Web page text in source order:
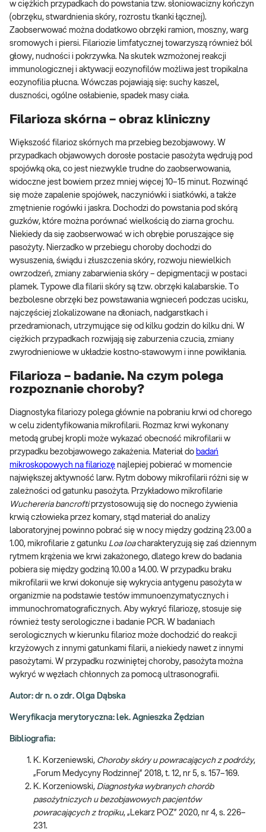
w ciężkich przypadkach do powstania tzw. słoniowacizny kończyn
(obrzęku, stwardnienia skóry, rozrostu tkanki łącznej).
Zaobserwować można dodatkowo obrzęki ramion, moszny, warg
sromowych i piersi. Filariozie limfatycznej towarzyszą również ból
głowy, nudności i pokrzywka. Na skutek wzmożonej reakcji
immunologicznej i aktywacji eozynofilów możliwa jest tropikalna
eozynofilia płucna. Wówczas pojawiają się: suchy kaszel,
duszności, ogólne osłabienie, spadek masy ciała.
Filarioza skórna – obraz kliniczny
Większość filarioz skórnych ma przebieg bezobjawowy. W
przypadkach objawowych dorosłe postacie pasożyta wędrują pod
spojówką oka, co jest niezwykle trudne do zaobserwowania,
widoczne jest bowiem przez mniej więcej 10–15 minut. Rozwinąć
się może zapalenie spojówek, naczyniówki i siatkówki, a także
zmętnienie rogówki i jaskra. Dochodzi do powstania pod skórą
guzków, które można porównać wielkością do ziarna grochu.
Niekiedy da się zaobserwować w ich obrębie poruszające się
pasożyty. Nierzadko w przebiegu choroby dochodzi do
wysuszenia, świądu i złuszczenia skóry, rozwoju niewielkich
owrzodzeń, zmiany zabarwienia skóry – depigmentacji w postaci
plamek. Typowe dla filarii skóry są tzw. obrzęki kalabarskie. To
bezbolesne obrzęki bez powstawania wgnieceń podczas ucisku,
najczęściej zlokalizowane na dłoniach, nadgarstkach i
przedramionach, utrzymujące się od kilku godzin do kilku dni. W
ciężkich przypadkach rozwijają się zaburzenia czucia, zmiany
zwyrodnieniowe w układzie kostno-stawowym i inne powikłania.
Filarioza – badanie. Na czym polega
rozpoznanie choroby?
Diagnostyka filariozy polega głównie na pobraniu krwi od chorego
w celu zidentyfikowania mikrofilarii. Rozmaz krwi wykonany
metodą grubej kropli może wykazać obecność mikrofilarii w
przypadku bezobjawowego zakażenia. Materiał do badań
mikroskopowych na filariozę najlepiej pobierać w momencie
największej aktywność larw. Rytm dobowy mikrofilarii różni się w
zależności od gatunku pasożyta. Przykładowo mikrofilarie
Wuchereria bancroftiprzystosowują się do nocnego żywienia
krwią człowieka przez komary, stąd materiał do analizy
laboratoryjnej powinno pobrać się w nocy między godziną 23.00 a
1.00, mikrofilarie z gatunku Loa loacharakteryzują się zaś dziennym
rytmem krążenia we krwi zakażonego, dlatego krew do badania
pobiera się między godziną 10.00 a 14.00. W przypadku braku
mikrofilarii we krwi dokonuje się wykrycia antygenu pasożyta w
organizmie na podstawie testów immunoenzymatycznych i
immunochromatograficznych. Aby wykryć filariozę, stosuje się
również testy serologiczne i badanie PCR. W badaniach
serologicznych w kierunku filarioz może dochodzić do reakcji
krzyżowych z innymi gatunkami filarii, a niekiedy nawet z innymi
pasożytami. W przypadku rozwiniętej choroby, pasożyta można
wykryć w węzłach chłonnych za pomocą ultrasonografii.
Autor: dr n. o zdr. Olga Dąbska
Weryfikacja merytoryczna: lek. Agnieszka Żędzian
Bibliografia:
K. Korzeniewski, Choroby skóry u powracających z podróży,
„Forum Medycyny Rodzinnej” 2018, t. 12, nr 5, s. 157–169.
K. Korzeniowski, Diagnostyka wybranych chorób
pasożytniczych u bezobjawowych pacjentów
powracających z tropiku, „Lekarz POZ” 2020, nr 4, s. 226–
231.